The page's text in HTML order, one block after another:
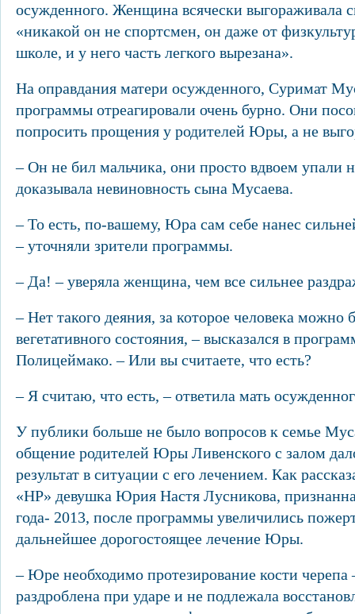
осужденного. Женщина всячески выгораживала
«никакой он не спортсмен, он даже от
школе, и у него часть легкого вырезана».
На оправдания матери осужденного, Суримат
программы отреагировали очень бурно. Они
попросить прощения у родителей Юры, а не
– Он не бил мальчика, они просто вдвоем упали
доказывала невиновность сына Мусаева.
– То есть, по-вашему, Юра сам себе нанес
– уточняли зрители программы.
– Да! – уверяла женщина, чем все сильнее
– Нет такого деяния, за которое человека можно
вегетативного состояния, – высказался в
Полицеймако. – Или вы считаете, что есть?
– Я считаю, что есть, – ответила мать
У публики больше не было вопросов к семье
общение родителей Юры Ливенского с залом
результат в ситуации с его лечением. Как
«НР» девушка Юрия Настя Лусникова,
года- 2013, после программы увеличились
дальнейшее дорогостоящее лечение Юры.
– Юре необходимо протезирование кости черепа
раздроблена при ударе и не подлежала